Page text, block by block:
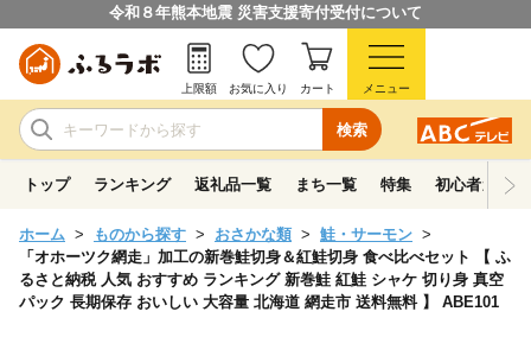
令和８年熊本地震 災害支援寄付受付について
検索
上限額 お気に入り カート メニュー
トップ ランキング 返礼品一覧 まち一覧 特集 初心者ガイド
ホーム ものから探す おさかな類
鮭・サーモン
「オホーツク網走」加工の新巻鮭切身＆紅鮭切身 食べ比べセット 【 ふ
るさと納税 人気 おすすめ ランキング 新巻鮭 紅鮭 シャケ 切り身 真空
パック 長期保存 おいしい 大容量 北海道 網走市 送料無料 】 ABE101